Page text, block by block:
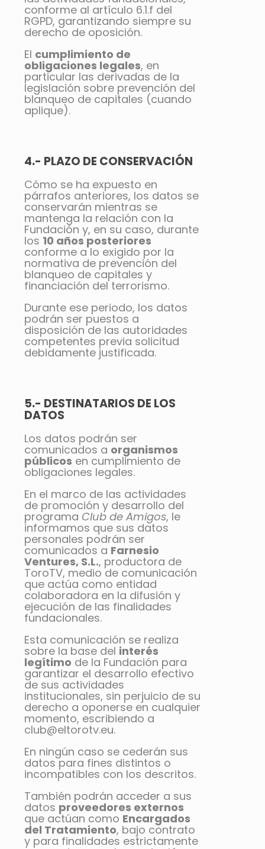
conforme al artículo 6.1.f del
RGPD, garantizando siempre su
derecho de oposición.
El cumplimiento de
obligaciones legales, en
particular las derivadas de la
legislación sobre prevención del
blanqueo de capitales (cuando
aplique).
4.- PLAZO DE CONSERVACIÓN
Cómo se ha expuesto en
párrafos anteriores, los datos se
conservarán mientras se
mantenga la relación con la
Fundación y, en su caso, durante
los 10 años posteriores
conforme a lo exigido por la
normativa de prevención del
blanqueo de capitales y
financiación del terrorismo.
Durante ese periodo, los datos
podrán ser puestos a
disposición de las autoridades
competentes previa solicitud
debidamente justificada.
5.- DESTINATARIOS DE LOS
DATOS
Los datos podrán ser
comunicados a organismos
públicos en cumplimiento de
obligaciones legales.
En el marco de las actividades
de promoción y desarrollo del
programa Club de Amigos, le
informamos que sus datos
personales podrán ser
comunicados a Farnesio
Ventures, S.L., productora de
ToroTV, medio de comunicación
que actúa como entidad
colaboradora en la difusión y
ejecución de las finalidades
fundacionales.
Esta comunicación se realiza
sobre la base del interés
legítimo de la Fundación para
garantizar el desarrollo efectivo
de sus actividades
institucionales, sin perjuicio de su
derecho a oponerse en cualquier
momento, escribiendo a
club@eltorotv.eu.
En ningún caso se cederán sus
datos para fines distintos o
incompatibles con los descritos.
También podrán acceder a sus
datos proveedores externos
que actúan como Encargados
del Tratamiento, bajo contrato
y para finalidades estrictamente